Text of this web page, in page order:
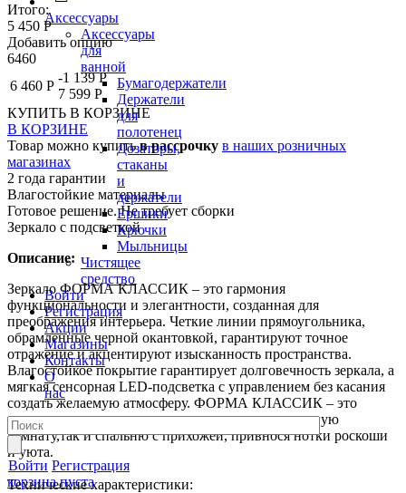
Аксессуары
Аксессуары
для
ванной
Бумагодержатели
Держатели
для
полотенец
Дозаторы,
стаканы
и
держатели
Ершики
Крючки
Мыльницы
Чистящее
средство
Войти
Регистрация
Акции
Магазины
Контакты
О
нас
Войти Регистрация
корзина пуста
Итого:
5 450 Р
Добавить опцию
6460
6 460 Р
-1 139 Р
7 599 Р
КУПИТЬ В КОРЗИНЕ
В КОРЗИНЕ
Товар можно купитьв рассрочку в наших розничных
магазинах
2 года гарантии
Влагостойкие материалы
Готовое решение. Не требует сборки
Зеркало с подсветкой
Описание:
Зеркало ФОРМА КЛАССИК – это гармония
функциональности и элегантности, созданная для
преображения интерьера. Четкие линии прямоугольника,
обрамленные черной окантовкой, гарантируют точное
отражение и акцентируют изысканность пространства.
Влагостойкое покрытие гарантирует долговечность зеркала, а
мягкая сенсорная LED-подсветка с управлением без касания
создать желаемую атмосферу. ФОРМА КЛАССИК – это
зеркало, которое гармонично впишется как в ванную
комнату,так и спальню с прихожей, привнося нотки роскоши
и уюта.
Технические характеристики: